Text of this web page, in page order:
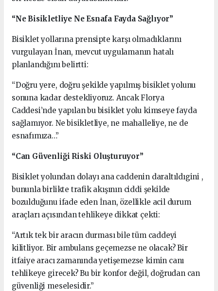
“Ne Bisikletliye Ne Esnafa Fayda Sağlıyor”
Bisiklet yollarına prensipte karşı olmadıklarını
vurgulayan İnan, mevcut uygulamanın hatalı
planlandığını belirtti:
“Doğru yere, doğru şekilde yapılmış bisiklet yolunu
sonuna kadar destekliyoruz. Ancak Florya
Caddesi’nde yapılan bu bisiklet yolu kimseye fayda
sağlamıyor. Ne bisikletliye, ne mahalleliye, ne de
esnafımıza…”
“Can Güvenliği Riski Oluşturuyor”
Bisiklet yolundan dolayı ana caddenin daraltıldıgini ,
bununla birlikte trafik akışının ciddi şekilde
bozulduğunu ifade eden İnan, özellikle acil durum
araçları açısından tehlikeye dikkat çekti:
“Artık tek bir aracın durması bile tüm caddeyi
kilitliyor. Bir ambulans geçemezse ne olacak? Bir
itfaiye aracı zamanında yetişemezse kimin canı
tehlikeye girecek? Bu bir konfor değil, doğrudan can
güvenliği meselesidir.”